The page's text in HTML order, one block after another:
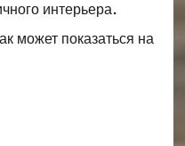
интерьера.
может показаться на